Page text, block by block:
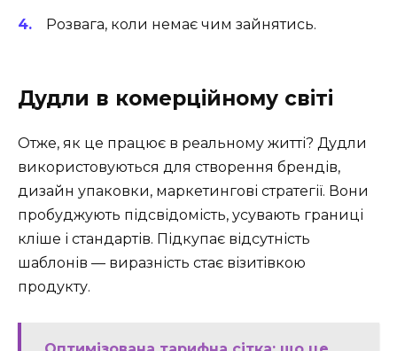
Розвага, коли немає чим зайнятись.
Дудли в комерційному світі
Отже, як це працює в реальному житті? Дудли
використовуються для створення брендів,
дизайн упаковки, маркетингові стратегії. Вони
пробуджують підсвідомість, усувають границі
кліше і стандартів. Підкупає відсутність
шаблонів — виразність стає візитівкою
продукту.